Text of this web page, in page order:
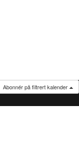
Abonnér på filtrert kalender